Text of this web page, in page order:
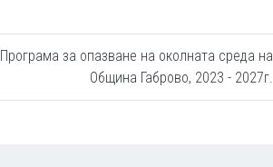
Програма за опазване на околната среда на
Община Габрово, 2023 - 2027г.